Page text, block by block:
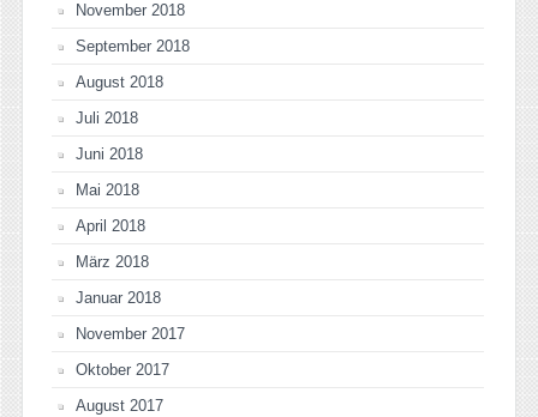
November 2018
September 2018
August 2018
Juli 2018
Juni 2018
Mai 2018
April 2018
März 2018
Januar 2018
November 2017
Oktober 2017
August 2017